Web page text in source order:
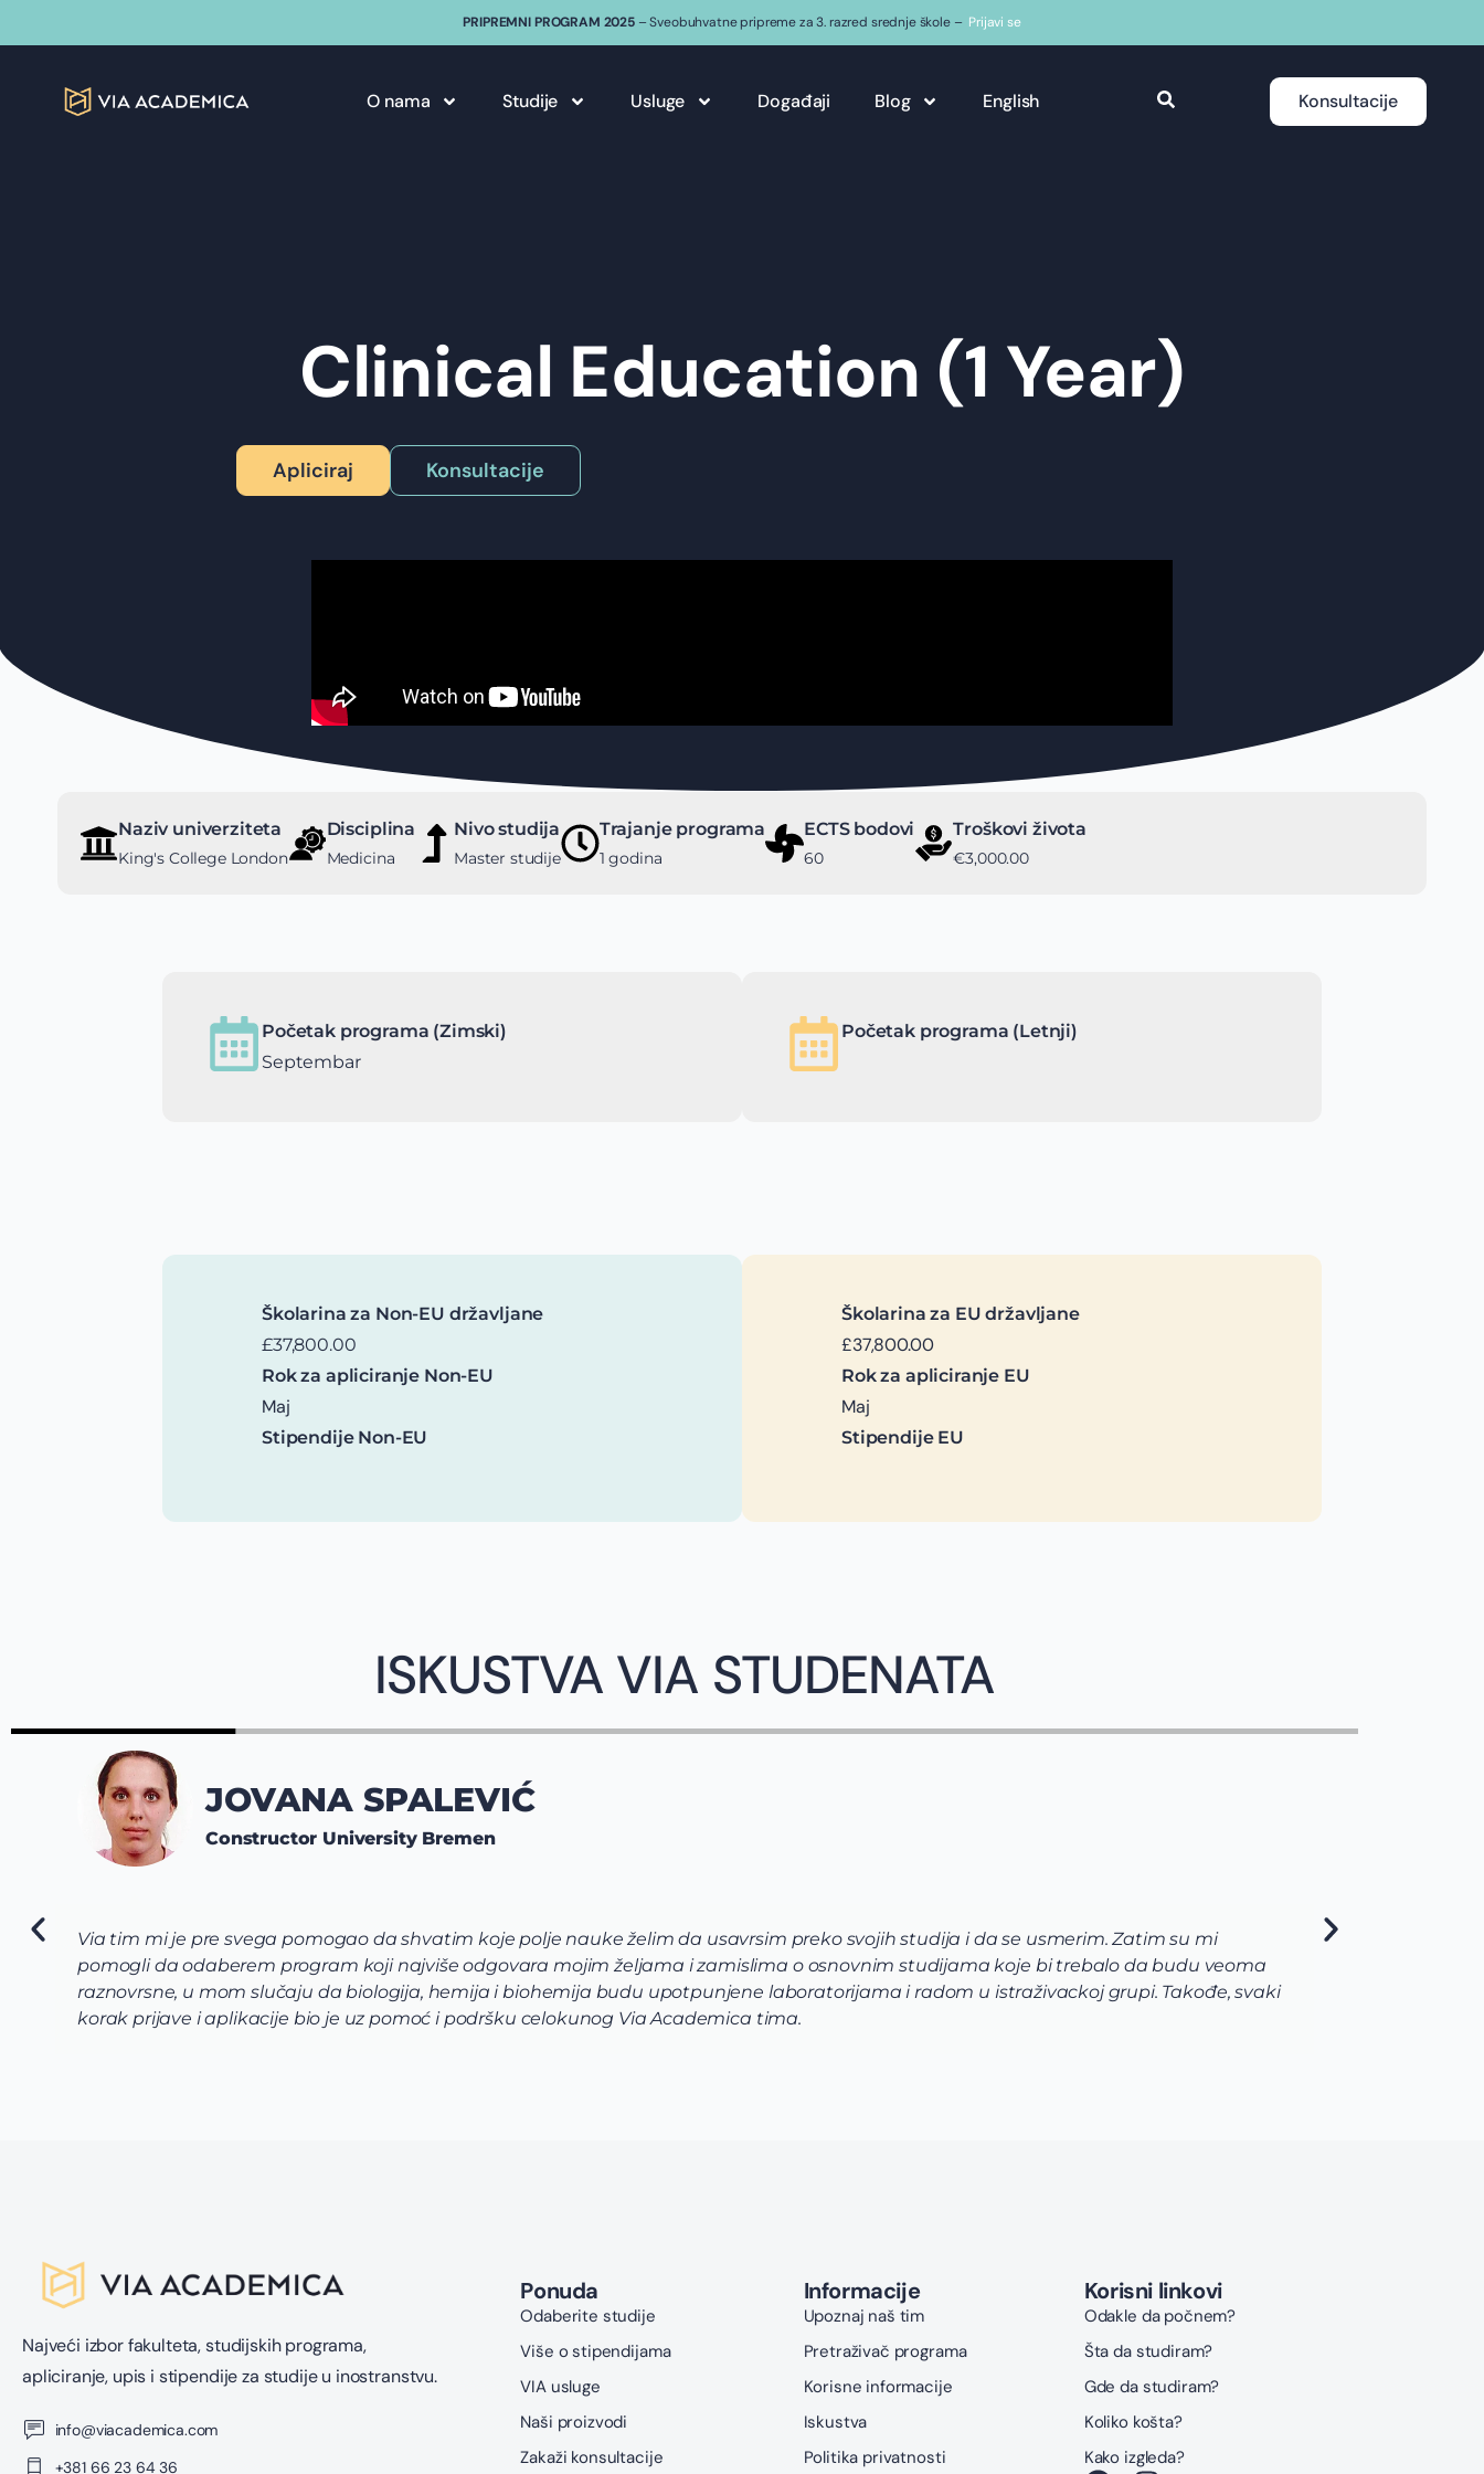
PRIPREMNI PROGRAM 2025– Sveobuhvatne pripreme za 3. razred srednje škole – Prijavi se
O nama Studije Usluge Događaji Blog English Konsultacije
Clinical Education (1 Year)
Apliciraj Konsultacije
Naziv univerziteta
King's College London
Disciplina
Medicina
Nivo studija
Master studije
Trajanje programa
1 godina
ECTS bodovi
60
Troškovi života
€3,000.00
Početak programa (Zimski)
Septembar
Početak programa (Letnji)
Školarina za Non-EU državljane
£37,800.00
Rok za apliciranje Non-EU
Maj
Stipendije Non-EU
Školarina za EU državljane
£37,800.00
Rok za apliciranje EU
Maj
Stipendije EU
ISKUSTVA VIA STUDENATA
Via tim mi je pre svega pomogao da shvatim koje polje nauke želim da usavrsim preko svojih studija i da se usmerim. Zatim su mi
pomogli da odaberem program koji najviše odgovara mojim željama i zamislima o osnovnim studijama koje bi trebalo da budu veoma
raznovrsne, u mom slučaju da biologija, hemija i biohemija budu upotpunjene laboratorijama i radom u istraživackoj grupi. Takođe, svaki
korak prijave i aplikacije bio je uz pomoć i podršku celokunog Via Academica tima.
JOVANA SPALEVIĆ
Constructor University Bremen
Najveći izbor fakulteta, studijskih programa,
apliciranje, upis i stipendije za studije u inostranstvu.
info@viacademica.com
+381 66 23 64 36
Ponuda
Odaberite studije
Više o stipendijama
VIA usluge
Naši proizvodi
Zakaži konsultacije
Informacije
Upoznaj naš tim
Pretraživač programa
Korisne informacije
Iskustva
Politika privatnosti
Korisni linkovi
Odakle da počnem?
Šta da studiram?
Gde da studiram?
Koliko košta?
Kako izgleda?